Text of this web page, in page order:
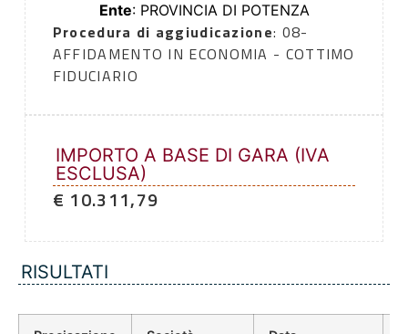
Ente: PROVINCIA DI POTENZA
Procedura di aggiudicazione: 08-
AFFIDAMENTO IN ECONOMIA - COTTIMO
FIDUCIARIO
IMPORTO A BASE DI GARA (IVA
ESCLUSA)
€ 10.311,79
RISULTATI